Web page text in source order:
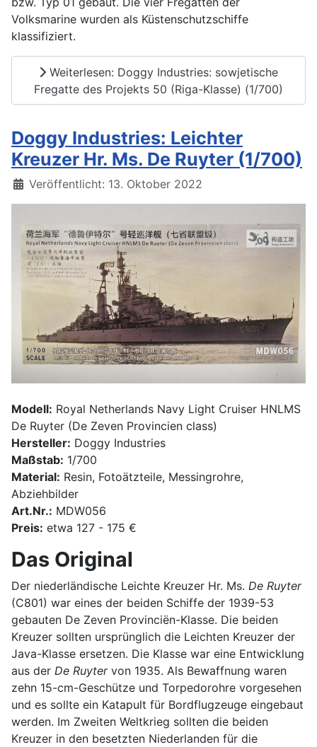
Volksmarine wurden als Küstenschutzschiffe
klassifiziert.
Weiterlesen: Doggy Industries: sowjetische
Fregatte des Projekts 50 (Riga-Klasse) (1/700)
Doggy Industries: Leichter
Kreuzer Hr. Ms. De Ruyter (1/700)
Details
Veröffentlicht: 13. Oktober 2022
Modell: Royal Netherlands Navy Light Cruiser HNLMS
De Ruyter (De Zeven Provincien class)
Hersteller: Doggy Industries
Maßstab: 1/700
Material: Resin, Fotoätzteile, Messingrohre,
Abziehbilder
Art.Nr.: MDW056
Preis: etwa 127 - 175 €
Das Original
Der niederländische Leichte Kreuzer Hr. Ms. De Ruyter
(C801) war eines der beiden Schiffe der 1939-53
gebauten De Zeven Provinciën-Klasse. Die beiden
Kreuzer sollten ursprünglich die Leichten Kreuzer der
Java-Klasse ersetzen. Die Klasse war eine Entwicklung
aus der De Ruytervon 1935. Als Bewaffnung waren
zehn 15-cm-Geschütze und Torpedorohre vorgesehen
und es sollte ein Katapult für Bordflugzeuge eingebaut
werden. Im Zweiten Weltkrieg sollten die beiden
Kreuzer in den besetzten Niederlanden für die